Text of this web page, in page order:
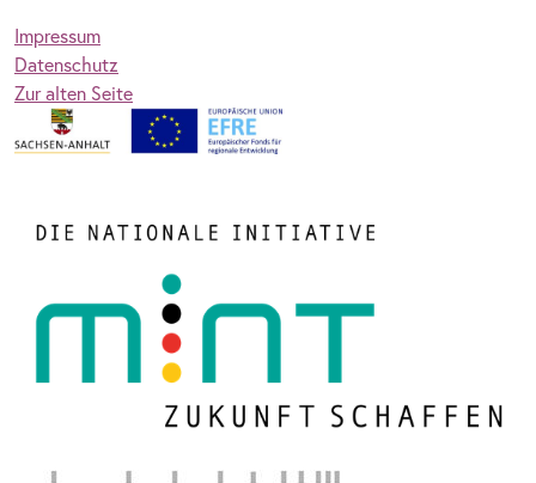
Impressum
Datenschutz
Zur alten Seite